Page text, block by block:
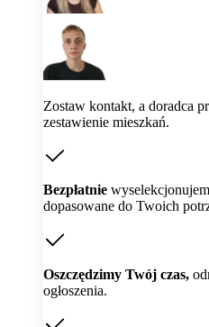
Zostaw kontakt, a doradca
zestawienie mieszkań.
Bezpłatnie
dopasowane do Twoich
Oszczędzimy Twój czas,
ogłoszenia.